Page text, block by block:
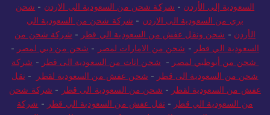
للاردن-شركة شحن من السعودية الي الاردن-شركة شحن من
السعودية إلى الأردن-شركة شحن من السعودية الى الاردن-شحن
بري من السعودية الى الاردن-شركة شحن من السعودية الي
الأردن- شحن ونقل عفش من السعودية الي قطر-شركة شحن من
السعودية الي قطر
-شحن من الامارات لمصر- شحن من دبي لمصر-
شحن من أبوظبي لمصر-شحن اثاث من السعودية الى قطر -
شركة
شحن من السعودية الى قطر-شحن عفش من السعودية لقطر-نقل
عفش من السعودية لقطر -شحن من السعودية الى قطر-شركة شحن